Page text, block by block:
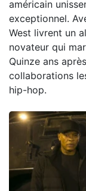
américain
exceptionnel.
West livrent un
novateur qui
Quinze ans
collaborations
hip-hop.